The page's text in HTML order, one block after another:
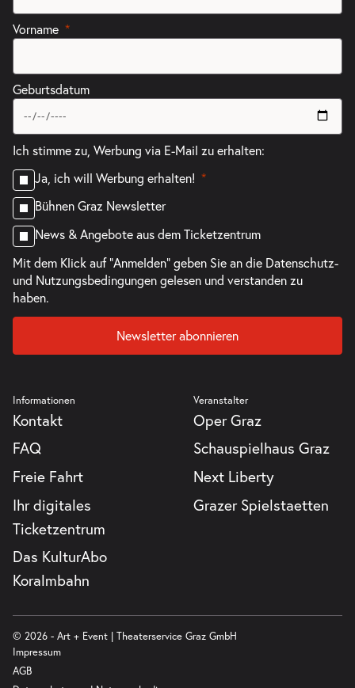
Vorname
Geburtsdatum
Ich stimme zu, Werbung via E-Mail zu erhalten:
Ja, ich will Werbung erhalten!
Bühnen Graz Newsletter
News & Angebote aus dem Ticketzentrum
Mit dem Klick auf "Anmelden" geben Sie an die Datenschutz-
und Nutzungsbedingungengelesen und verstanden zu
haben.
Newsletter abonnieren
Informationen
Kontakt
FAQ
Freie Fahrt
Ihr digitales
Ticketzentrum
Das KulturAbo
Koralmbahn
Veranstalter
Oper Graz
Schauspielhaus Graz
Next Liberty
Grazer Spielstaetten
© 2026 - Art + Event | Theaterservice Graz GmbH
Impressum
AGB